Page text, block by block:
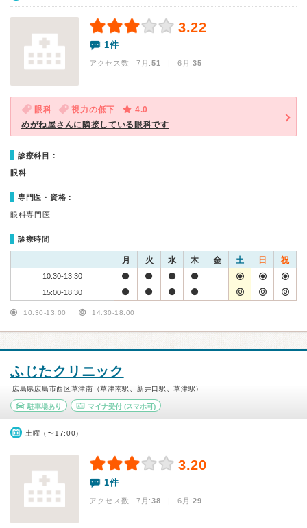
3.22
1件
アクセス数 7月:51 | 6月:35
眼科 視力の低下
4.0
めがね屋さんに隣接している眼科です
診療科目：
眼科
専門医・資格：
眼科専門医
診療時間
月 火 水 木 金 土 日 祝
10:30-13:30
15:00-18:30
10:30-13:00 14:30-18:00
ふじたクリニック
広島県広島市西区草津南（草津南駅、新井口駅、草津駅）
駐車場あり マイナ受付(スマホ可)
土曜（〜17:00）
3.20
1件
アクセス数 7月:38 | 6月:29